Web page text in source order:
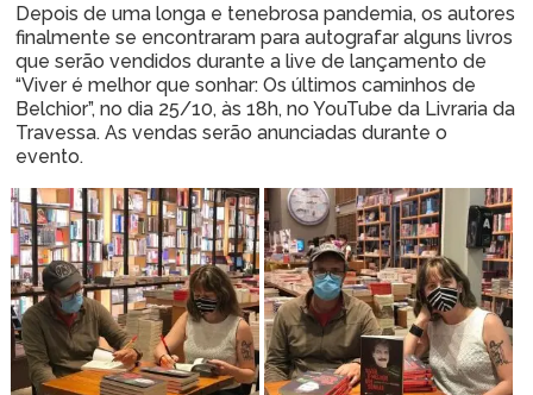
Depois de uma longa e tenebrosa pandemia, os autores
finalmente se encontraram para autografar alguns livros
que serão vendidos durante a live de lançamento de
“Viver é melhor que sonhar: Os últimos caminhos de
Belchior”, no dia 25/10, às 18h, no YouTube da Livraria da
Travessa. As vendas serão anunciadas durante o
evento.